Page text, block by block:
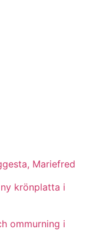
Mariefred
krönplatta i
ommurning i